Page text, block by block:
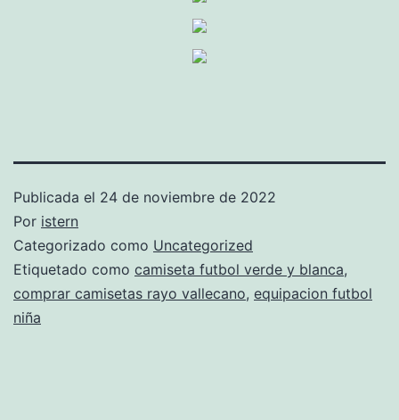
Publicada el 24 de noviembre de 2022
Por istern
Categorizado como Uncategorized
Etiquetado como camiseta futbol verde y blanca,
comprar camisetas rayo vallecano, equipacion futbol
niña